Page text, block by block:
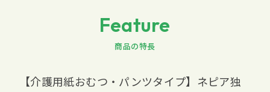
Feature
商品の特長
【介護用紙おむつ・パンツタイプ】ネピア独